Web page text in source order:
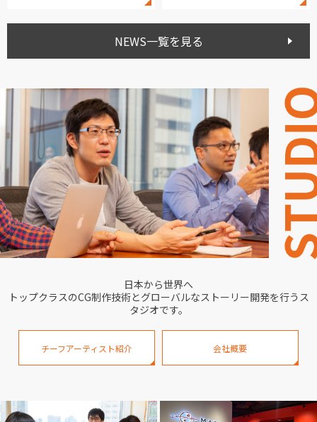
NEWS一覧を見る
日本から世界へ
トップクラスのCG制作技術とグローバルなストーリー開発を行うス
タジオです。
チーフアーティスト紹介 会社概要